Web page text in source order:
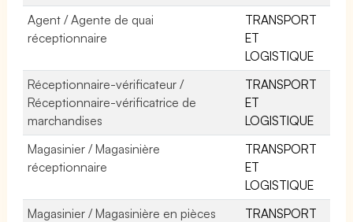
Agent / Agente de quai
réceptionnaire
TRANSPORT
ET
LOGISTIQUE
Réceptionnaire-vérificateur /
Réceptionnaire-vérificatrice de
marchandises
TRANSPORT
ET
LOGISTIQUE
Magasinier / Magasinière
réceptionnaire
TRANSPORT
ET
LOGISTIQUE
Magasinier / Magasinière en pièces
TRANSPORT